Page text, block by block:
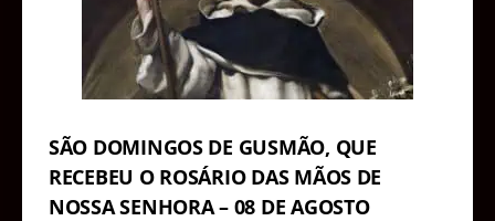
SÃO DOMINGOS DE GUSMÃO, QUE
RECEBEU O ROSÁRIO DAS MÃOS DE
NOSSA SENHORA – 08 DE AGOSTO